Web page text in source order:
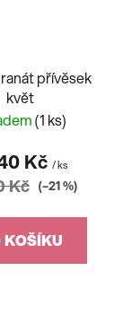
přívěsek
květ
(1 ks)
Kč / ks
Kč (–21 %)
KOŠÍKU